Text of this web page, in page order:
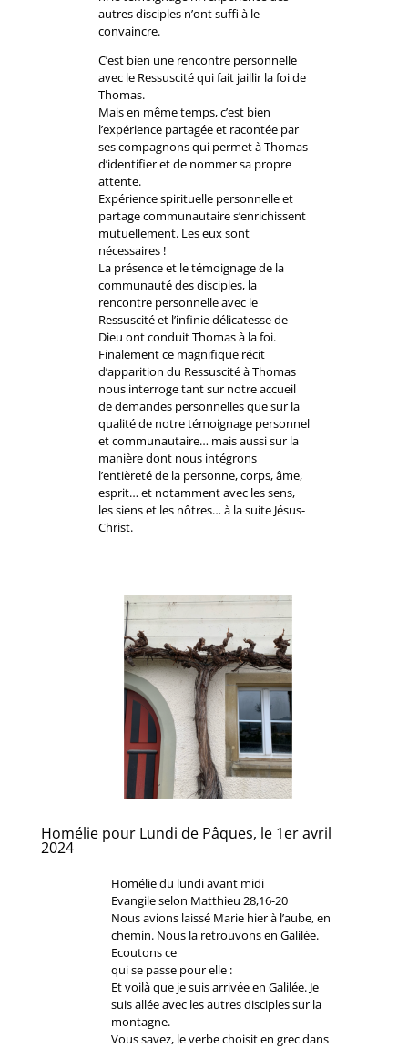
autres disciples n’ont suffi à le
convaincre.
C’est bien une rencontre personnelle
avec le Ressuscité qui fait jaillir la foi de
Thomas.
Mais en même temps, c’est bien
l’expérience partagée et racontée par
ses compagnons qui permet à Thomas
d’identifier et de nommer sa propre
attente.
Expérience spirituelle personnelle et
partage communautaire s’enrichissent
mutuellement. Les eux sont
nécessaires !
La présence et le témoignage de la
communauté des disciples, la
rencontre personnelle avec le
Ressuscité et l’infinie délicatesse de
Dieu ont conduit Thomas à la foi.
Finalement ce magnifique récit
d’apparition du Ressuscité à Thomas
nous interroge tant sur notre accueil
de demandes personnelles que sur la
qualité de notre témoignage personnel
et communautaire… mais aussi sur la
manière dont nous intégrons
l’entièreté de la personne, corps, âme,
esprit… et notamment avec les sens,
les siens et les nôtres… à la suite Jésus-
Christ.
Homélie pour Lundi de Pâques, le 1er avril
2024
Homélie du lundi avant midi
Evangile selon Matthieu 28,16-20
Nous avions laissé Marie hier à l’aube, en
chemin. Nous la retrouvons en Galilée.
Ecoutons ce
qui se passe pour elle :
Et voilà que je suis arrivée en Galilée. Je
suis allée avec les autres disciples sur la
montagne.
Vous savez, le verbe choisit en grec dans